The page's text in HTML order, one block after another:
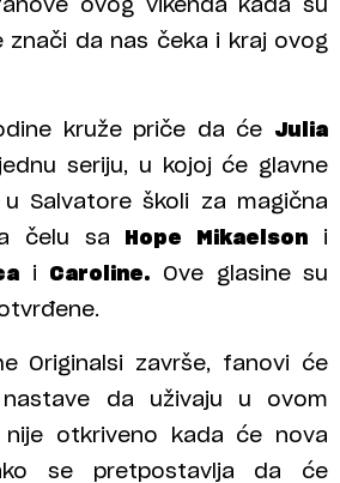
ovog vikenda kada su
da nas čeka i kraj ovog
kruže priče da će Julia
seriju, u kojoj će glavne
Salvatore školi za magična
čelu sa Hope Mikaelson i
i Caroline. Ove glasine su
Originalsi završe, fanovi će
da uživaju u ovom
otkriveno kada će nova
se pretpostavlja da će